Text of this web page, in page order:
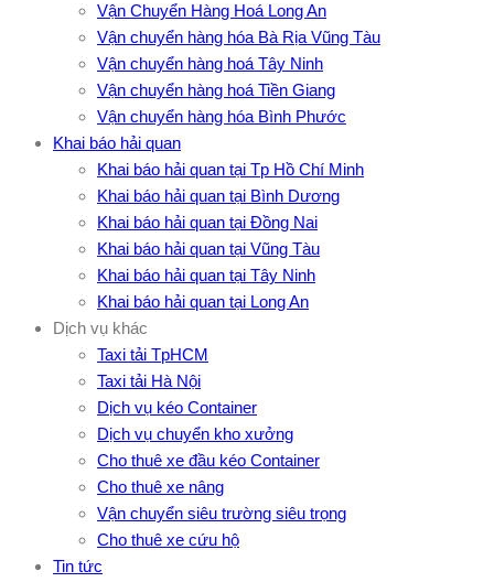
Vận Chuyển Hàng Hoá Long An
Vận chuyển hàng hóa Bà Rịa Vũng Tàu
Vận chuyển hàng hoá Tây Ninh
Vận chuyển hàng hoá Tiền Giang
Vận chuyển hàng hóa Bình Phước
Khai báo hải quan
Khai báo hải quan tại Tp Hồ Chí Minh
Khai báo hải quan tại Bình Dương
Khai báo hải quan tại Đồng Nai
Khai báo hải quan tại Vũng Tàu
Khai báo hải quan tại Tây Ninh
Khai báo hải quan tại Long An
Dịch vụ khác
Taxi tải TpHCM
Taxi tải Hà Nội
Dịch vụ kéo Container
Dịch vụ chuyển kho xưởng
Cho thuê xe đầu kéo Container
Cho thuê xe nâng
Vận chuyển siêu trường siêu trọng
Cho thuê xe cứu hộ
Tin tức